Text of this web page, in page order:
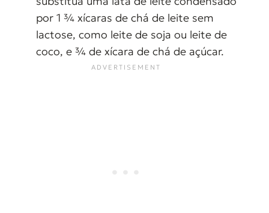
por 1 ¾ xícaras de chá de leite sem
lactose, como leite de soja ou leite de
coco, e ¾ de xícara de chá de açúcar.